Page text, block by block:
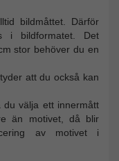
bildmåttet. Därför
i bildformatet. Det
stor behöver du en
att du också kan
du välja ett innermått
än motivet, då blir
av motivet i